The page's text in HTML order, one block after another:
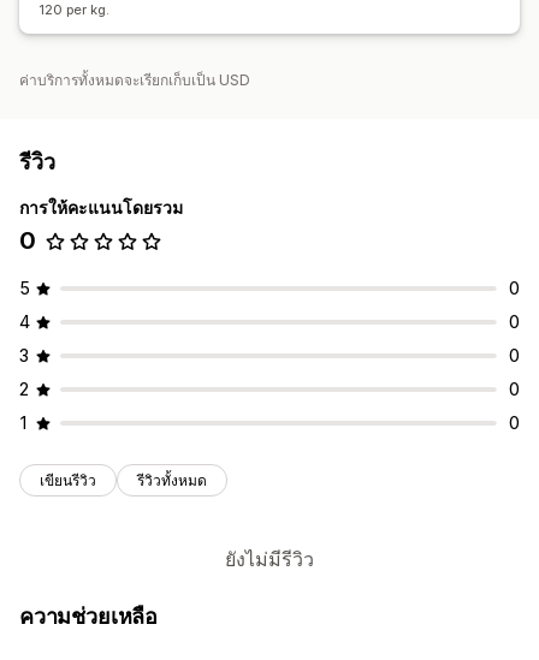
120 per kg.
ค่าบริการทั้งหมดจะเรียกเก็บเป็น USD
รีวิว
การให้คะแนนโดยรวม
0
5
0
4
0
3
0
2
0
1
0
เขียนรีวิว รีวิวทั้งหมด
ยังไม่มีรีวิว
ความช่วยเหลือ